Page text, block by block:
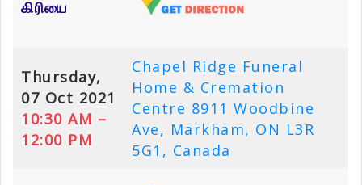
கிரியை
Thursday,
07 Oct 2021
10:30 AM –
12:00 PM
Chapel Ridge Funeral
Home & Cremation
Centre 8911 Woodbine
Ave, Markham, ON L3R
5G1, Canada